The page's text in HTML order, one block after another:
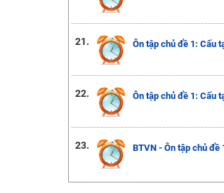
21. Ôn tập chủ đề 1: Cấu
22. Ôn tập chủ đề 1: Cấu
23. BTVN - Ôn tập chủ